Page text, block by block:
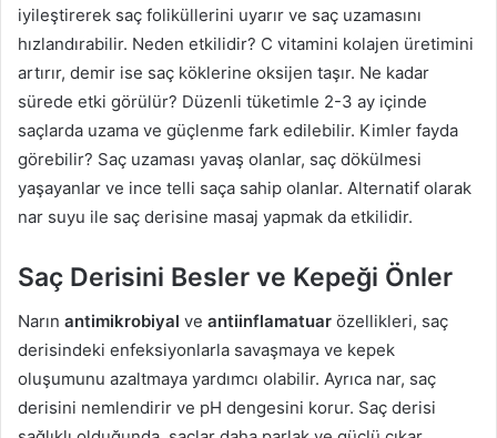
iyileştirerek saç foliküllerini uyarır ve saç uzamasını
hızlandırabilir. Neden etkilidir? C vitamini kolajen üretimini
artırır, demir ise saç köklerine oksijen taşır. Ne kadar
sürede etki görülür? Düzenli tüketimle 2-3 ay içinde
saçlarda uzama ve güçlenme fark edilebilir. Kimler fayda
görebilir? Saç uzaması yavaş olanlar, saç dökülmesi
yaşayanlar ve ince telli saça sahip olanlar. Alternatif olarak
nar suyu ile saç derisine masaj yapmak da etkilidir.
Saç Derisini Besler ve Kepeği Önler
Narın antimikrobiyal ve antiinflamatuar özellikleri, saç
derisindeki enfeksiyonlarla savaşmaya ve kepek
oluşumunu azaltmaya yardımcı olabilir. Ayrıca nar, saç
derisini nemlendirir ve pH dengesini korur. Saç derisi